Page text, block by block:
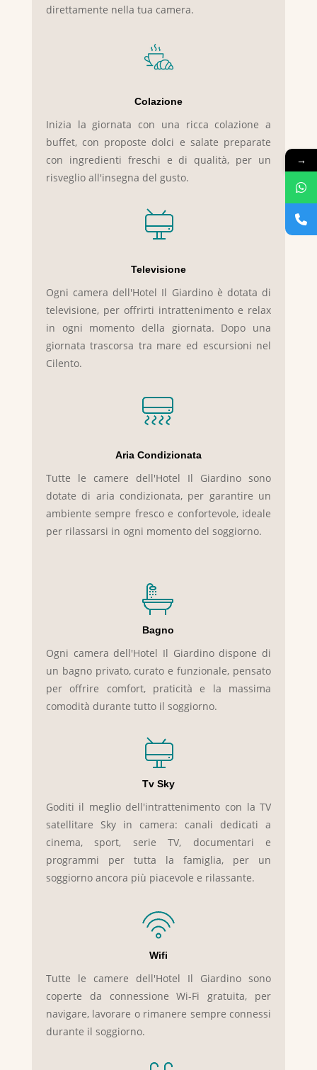
direttamente nella tua camera.
Colazione
Inizia la giornata con una ricca colazione a
buffet, con proposte dolci e salate preparate
con ingredienti freschi e di qualità, per un
risveglio all'insegna del gusto.
Televisione
Ogni camera dell'Hotel Il Giardino è dotata di
televisione, per offrirti intrattenimento e relax
in ogni momento della giornata. Dopo una
giornata trascorsa tra mare ed escursioni nel
Cilento.
Aria Condizionata
Tutte le camere dell'Hotel Il Giardino sono
dotate di aria condizionata, per garantire un
ambiente sempre fresco e confortevole, ideale
per rilassarsi in ogni momento del soggiorno.
Bagno
Ogni camera dell'Hotel Il Giardino dispone di
un bagno privato, curato e funzionale, pensato
per offrire comfort, praticità e la massima
comodità durante tutto il soggiorno.
Tv Sky
Goditi il meglio dell'intrattenimento con la TV
satellitare Sky in camera: canali dedicati a
cinema, sport, serie TV, documentari e
programmi per tutta la famiglia, per un
soggiorno ancora più piacevole e rilassante.
Wifi
Tutte le camere dell'Hotel Il Giardino sono
coperte da connessione Wi-Fi gratuita, per
navigare, lavorare o rimanere sempre connessi
durante il soggiorno.
→